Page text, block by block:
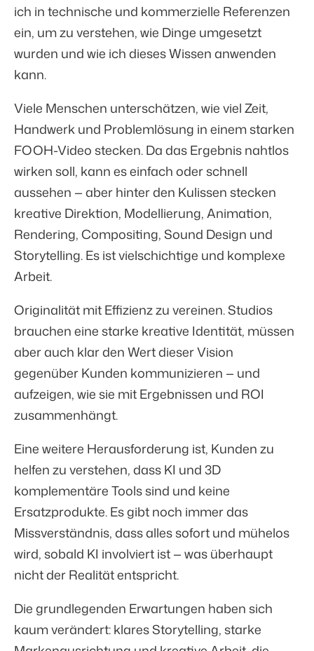
ich in technische und kommerzielle Referenzen
ein, um zu verstehen, wie Dinge umgesetzt
wurden und wie ich dieses Wissen anwenden
kann.
Viele Menschen unterschätzen, wie viel Zeit,
Handwerk und Problemlösung in einem starken
FOOH-Video stecken. Da das Ergebnis nahtlos
wirken soll, kann es einfach oder schnell
aussehen — aber hinter den Kulissen stecken
kreative Direktion, Modellierung, Animation,
Rendering, Compositing, Sound Design und
Storytelling. Es ist vielschichtige und komplexe
Arbeit.
Originalität mit Effizienz zu vereinen. Studios
brauchen eine starke kreative Identität, müssen
aber auch klar den Wert dieser Vision
gegenüber Kunden kommunizieren — und
aufzeigen, wie sie mit Ergebnissen und ROI
zusammenhängt.
Eine weitere Herausforderung ist, Kunden zu
helfen zu verstehen, dass KI und 3D
komplementäre Tools sind und keine
Ersatzprodukte. Es gibt noch immer das
Missverständnis, dass alles sofort und mühelos
wird, sobald KI involviert ist — was überhaupt
nicht der Realität entspricht.
Die grundlegenden Erwartungen haben sich
kaum verändert: klares Storytelling, starke